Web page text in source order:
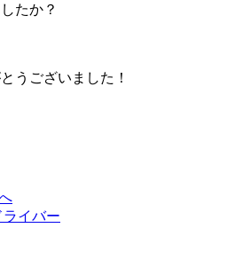
たか？
うございました！
イバー